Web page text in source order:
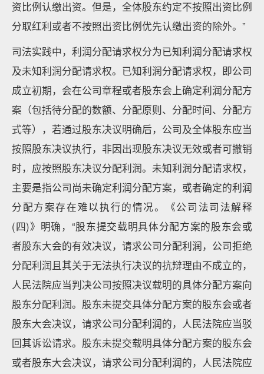
资比例认缴出资。但是，全体股东约定不按照出资比例
分取红利或者不按照出资比例优先认缴出资的除外。”
司法实践中，利润分配请求权分为已知利润分配请求权
及未知利润分配请求权。已知利润分配请求权，即公司
成立初期，会在公司章程或者股东会上确定利润分配方
案（包括待分配的数额、分配原则、分配时间、分配方
式等），若通过股东决议明确后，公司及全体股东应当
按照股东决议执行，非因出现股东决议无效或者可撤销
时，应按照股东决议分配利润。未知利润分配请求权，
主要是指公司尚未确定利润分配方案，或者确定的利润
分配方案存在难以执行的情况。《公司法司法解释
(四)》明确，“股东提交载明具体分配方案的股东会或
者股东大会的有效决议，请求公司分配利润，公司拒绝
分配利润且其关于无法执行决议的抗辩理由不成立的，
人民法院应当判决公司按照决议载明的具体分配方案向
股东分配利润。股东未提交具体分配方案的股东会或者
股东大会决议，请求公司分配利润的，人民法院应当驳
回其诉讼请求。股东未提交载明具体分配方案的股东会
或者股东大会决议，请求公司分配利润的，人民法院应